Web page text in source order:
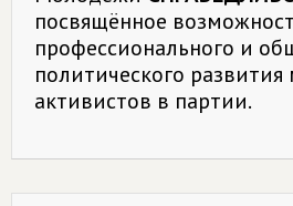
посвящённое
профессионального и
политического
активистов в партии.